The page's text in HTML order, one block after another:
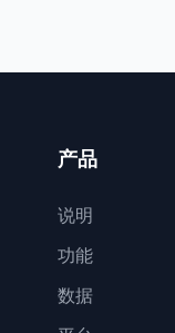
产品
说明
功能
数据